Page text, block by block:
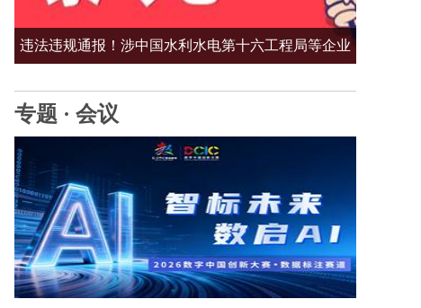
违法违规通报！涉中国水利水电第十六工程局等企业
专题 · 会议